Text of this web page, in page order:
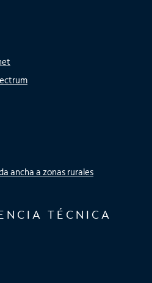
ancha a zonas rurales
TÉCNICA